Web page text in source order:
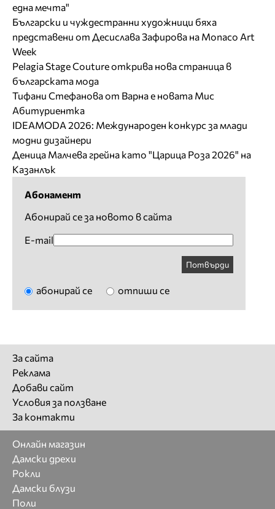
една мечта"
Български и чуждестранни художници бяха
представени от Десислава Зафирова на Monaco Art
Week
Pelagia Stage Couture открива нова страница в
българската мода
Тифани Стефанова от Варна е новата Мис
Абитуриентка
IDEAMODA 2026: Международен конкурс за млади
модни дизайнери
Деница Малчева грейна като "Царица Роза 2026" на
Казанлък
Абонамент
Абонирай се за новото в сайта
E-mail
Потвърди
абонирай се отпиши се
За сайта
Реклама
Добави сайт
Условия за ползване
За контакти
Онлайн магазин
Дамски дрехи
Рокли
Дамски блузи
Поли